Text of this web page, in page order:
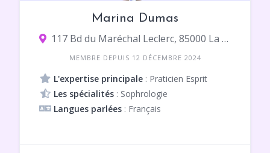
Marina Dumas
117 Bd du Maréchal Leclerc, 85000 La Roche-sur-Yon
MEMBRE DEPUIS 12 DÉCEMBRE 2024
L'expertise principale : Praticien Esprit
Les spécialités : Sophrologie
Langues parlées : Français